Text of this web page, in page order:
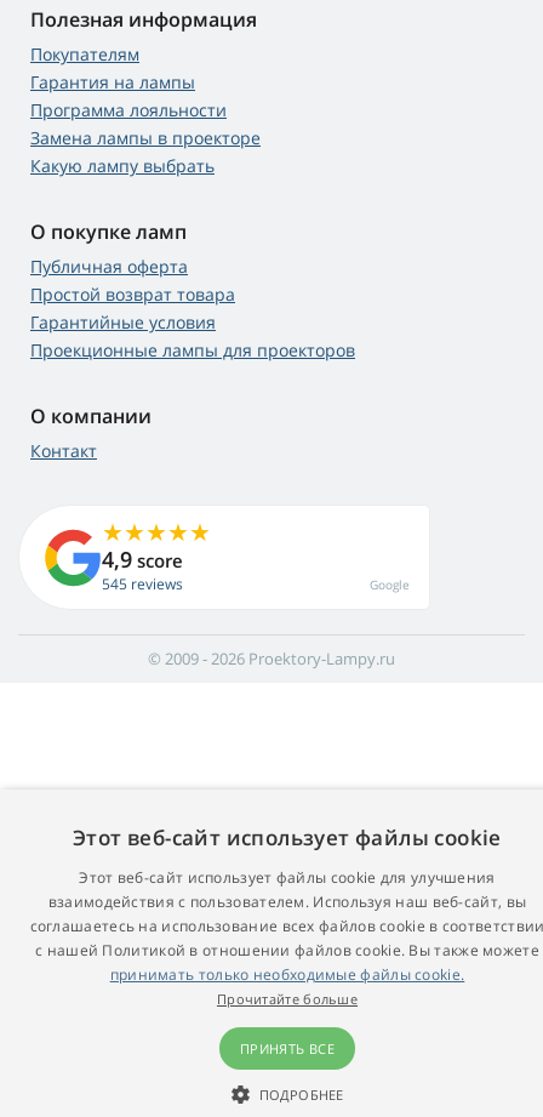
Полезная информация
Покупателям
Гарантия на лампы
Программа лояльности
Замена лампы в проекторе
Какую лампу выбрать
О покупке ламп
Публичная оферта
Простой возврат товара
Гарантийные условия
Проекционные лампы для проекторов
О компании
Контакт
4,9 score
545 reviews Google
© 2009 - 2026 Proektory-Lampy.ru
Этот веб-сайт использует файлы cookie
Этот веб-сайт использует файлы cookie для улучшения
взаимодействия с пользователем. Используя наш веб-сайт, вы
соглашаетесь на использование всех файлов cookie в
с нашей Политикой в ​​отношении файлов cookie. Вы также можете
принимать только необходимые файлы cookie.
Прочитайте больше
ПРИНЯТЬ ВСЕ
ПОДРОБНЕЕ